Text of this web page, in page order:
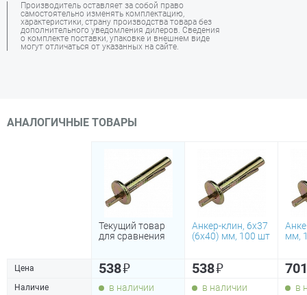
Производитель оставляет за собой право
самостоятельно изменять комплектацию,
характеристики, страну производства товара без
дополнительного уведомления дилеров. Сведения
о комплекте поставки, упаковке и внешнем виде
могут отличаться от указанных на сайте.
АНАЛОГИЧНЫЕ ТОВАРЫ
Текущий товар
для сравнения
Анкер-клин, 6х37
(6х40) мм, 100 шт
мм,
Цена 538₽ 538₽
Наличие в наличии в наличии в